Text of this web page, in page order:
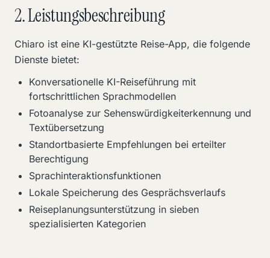
2. Leistungsbeschreibung
Chiaro ist eine KI-gestützte Reise-App, die folgende
Dienste bietet:
Konversationelle KI-Reiseführung mit
fortschrittlichen Sprachmodellen
Fotoanalyse zur Sehenswürdigkeiterkennung und
Textübersetzung
Standortbasierte Empfehlungen bei erteilter
Berechtigung
Sprachinteraktionsfunktionen
Lokale Speicherung des Gesprächsverlaufs
Reiseplanungsunterstützung in sieben
spezialisierten Kategorien